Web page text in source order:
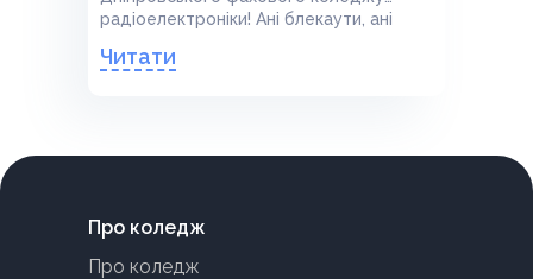
радіоелектроніки! Ані блекаути, ані
заваді.
Читати
Про коледж
Про коледж